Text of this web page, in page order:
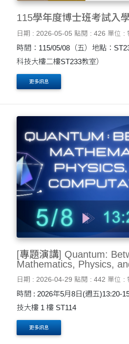
日期 : 2026-05-05 點閱 : 426 單位 :
時間：115/05/08（五）地點：
科技大樓二樓ST233教室）
更多訊息
[專題演講] Quantum:
Mathematics, Physics,
05/08
日期 : 2026-04-29 點閱 : 442 單位 :
時間 : 2026年5月8日(週五)13:20-
技大樓 1 樓 ST114
更多訊息